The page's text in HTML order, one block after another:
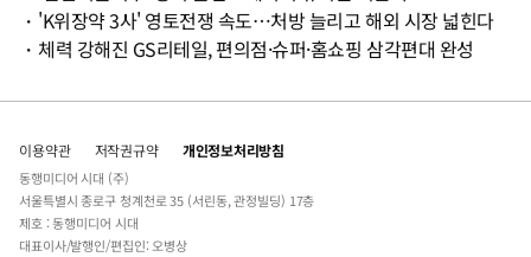
・ 'K위장약 3사' 영토전쟁 속도…처방 늘리고 해외 시장 넓힌다
・ 체력 강해진 GS리테일, 편의점·슈퍼·홈쇼핑 삼각편대 완성
이용약관 저작권규약 개인정보처리방침
동행미디어 시대 (주)
서울특별시 종로구 청계천로 35 (서린동, 관정빌딩) 17층
제호 : 동행미디어 시대
대표이사/발행인/편집인: 오병상